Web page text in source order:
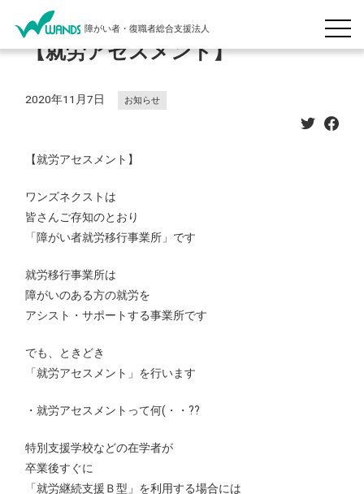
障がい者・復職者総合支援法人
【就労アセスメント】
2020年11月7日 お知らせ
【就労アセスメント】
ワンズネクストは
皆さんご存知のとおり
「障がい者就労移行事業所」です
就労移行事業所は
障がいのある方の就労を
アシスト・サポートする事業所です
でも、ときどき
「就労アセスメント」を行います
・就労アセスメントって何(・・??
特別支援学校などの在学者が
卒業後すぐに
「就労継続支援Ｂ型」を利用する場合には